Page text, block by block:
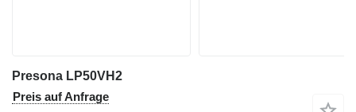
Presona LP50VH2
Preis auf Anfrage